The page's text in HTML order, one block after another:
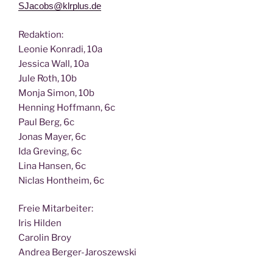
SJacobs@klrplus.de
Redak­ti­on:
Leo­nie Kon­ra­di, 10a
Jes­si­ca Wall, 10a
Jule Roth, 10b
Mon­ja Simon, 10b
Hen­ning Hoff­mann, 6c
Paul Berg, 6c
Jonas May­er, 6c
Ida Gre­ving, 6c
Lina Han­sen, 6c
Nic­las Hont­heim, 6c
Freie Mit­ar­bei­ter:
Iris Hilden
Caro­lin Broy
Andrea Berger-Jaroszewski